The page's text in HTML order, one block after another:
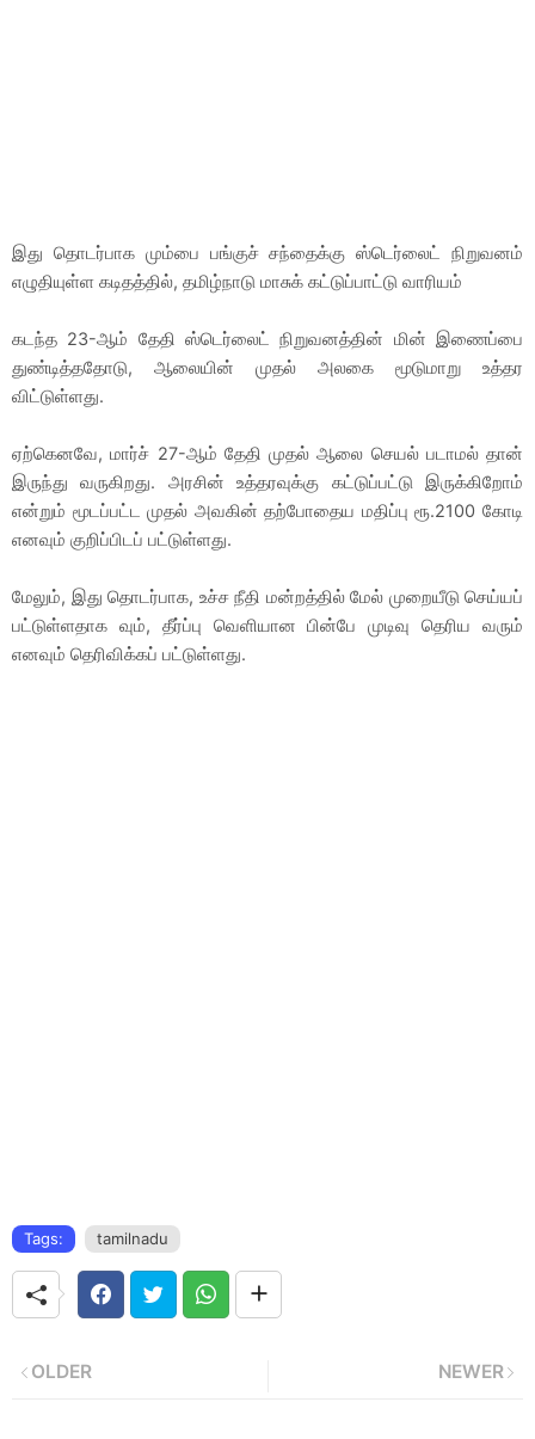
இது தொடர்பாக மும்பை பங்குச் சந்தைக்கு ஸ்டெர்லைட் நிறுவனம்
எழுதியுள்ள கடிதத்தில், தமிழ்நாடு மாசுக் கட்டுப்பாட்டு வாரியம்
கடந்த 23-ஆம் தேதி ஸ்டெர்லைட் நிறுவனத்தின் மின் இணைப்பை
துண்டித்ததோடு, ஆலையின் முதல் அலகை மூடுமாறு உத்தர
விட்டுள்ளது.
ஏற்கெனவே, மார்ச் 27-ஆம் தேதி முதல் ஆலை செயல் படாமல் தான்
இருந்து வருகிறது. அரசின் உத்தரவுக்கு கட்டுப்பட்டு இருக்கிறோம்
என்றும் மூடப்பட்ட முதல் அவகின் தற்போதைய மதிப்பு ரூ.2100 கோடி
எனவும் குறிப்பிடப் பட்டுள்ளது.
மேலும், இது தொடர்பாக, உச்ச நீதி மன்றத்தில் மேல் முறையீடு செய்யப்
பட்டுள்ளதாக வும், தீர்ப்பு வெளியான பின்பே முடிவு தெரிய வரும்
எனவும் தெரிவிக்கப் பட்டுள்ளது.
Tags: tamilnadu
NEWER
OLDER